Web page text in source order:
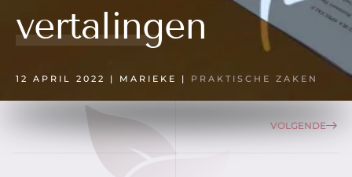
vertalingen
12 APRIL 2022 | MARIEKE | PRAKTISCHE ZAKEN
VOLGENDE